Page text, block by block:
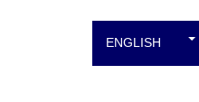
ENGLISH